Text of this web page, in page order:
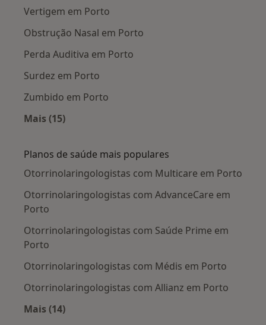
Vertigem em Porto
Obstrução Nasal em Porto
Perda Auditiva em Porto
Surdez em Porto
Zumbido em Porto
Mais (15)
Planos de saúde mais populares
Otorrinolaringologistas com Multicare em Porto
Otorrinolaringologistas com AdvanceCare em
Porto
Otorrinolaringologistas com Saúde Prime em
Porto
Otorrinolaringologistas com Médis em Porto
Otorrinolaringologistas com Allianz em Porto
Mais (14)